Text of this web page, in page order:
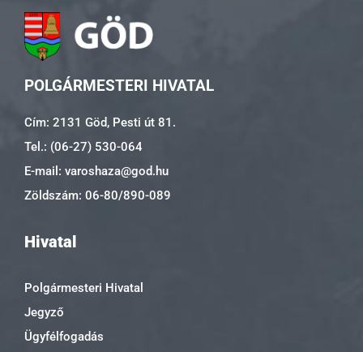
POLGÁRMESTERI HIVATAL
Cím: 2131 Göd, Pesti út 81.
Tel.: (06-27) 530-064
E-mail: varoshaza@god.hu
Zöldszám: 06-80/890-089
Hivatal
Polgármesteri Hivatal
Jegyző
Ügyfélfogadás